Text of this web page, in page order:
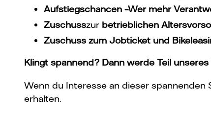
Aufstiegschancen –Wer mehr
Zuschusszur betrieblichen
Zuschuss zum Jobticket und
Klingt spannend? Dann werde Teil unseres
Wenn du Interesse an dieser
erhalten.